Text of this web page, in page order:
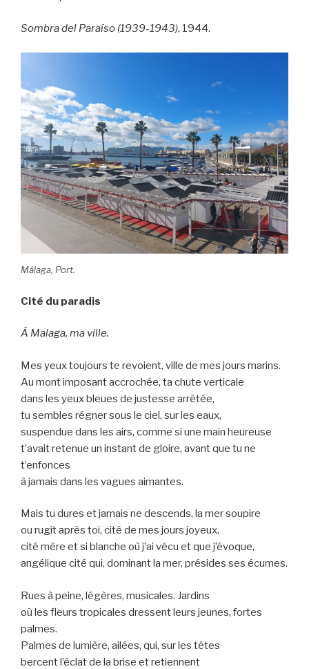
Sombra del Paraíso (1939-1943), 1944.
Málaga, Port.
Cité du paradis
Á Malaga, ma ville.
Mes yeux toujours te revoient, ville de mes jours marins.
Au mont imposant accrochée, ta chute verticale
dans les yeux bleues de justesse arrêtée,
tu sembles régner sous le ciel, sur les eaux,
suspendue dans les airs, comme si une main heureuse
t’avait retenue un instant de gloire, avant que tu ne
t’enfonces
à jamais dans les vagues aimantes.
Mais tu dures et jamais ne descends, la mer soupire
ou rugit après toi, cité de mes jours joyeux,
cité mère et si blanche où j’ai vécu et que j’évoque,
angélique cité qui, dominant la mer, présides ses écumes.
Rues à peine, légères, musicales. Jardins
où les fleurs tropicales dressent leurs jeunes, fortes
palmes.
Palmes de lumière, ailées, qui, sur les têtes
bercent l’éclat de la brise et retiennent